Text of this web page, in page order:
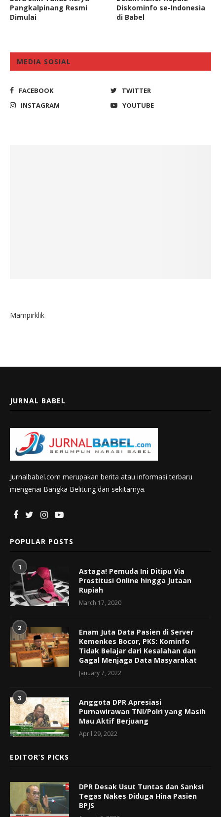
Pangkalpinang Resmi
Dimulai
Diskominfo se-Indonesia
di Babel
MEDIA SOSIAL
FACEBOOK
TWITTER
INSTAGRAM
YOUTUBE
Mampirklik
JURNAL BABEL
Jurnalbabel.com merupakan berita atau informasi terbaru
mengenai Bangka Belitung dan sekitarnya.
POPULAR POSTS
1
Astaga! Pemuda Ini Ditipu Via
Prostitusi Online hingga Jutaan
Rupiah
March 17, 2020
2
Enam Juta Data Pasien di Server
Kemenkes Bocor, PKS: Kominfo
Tidak Belajar dari Kesalahan dan
Gagal Menjaga Data Masyarakat
January 7, 2022
3
Anggota DPR Apresiasi
Purnawirawan TNI/Polri yang Masih
Mau Aktif Berjuang
April 29, 2022
EDITOR’S PICKS
DPR Desak Usut Tuntas dan Sanksi
Tegas Nakes Diduga Hina Pasien
BPJS